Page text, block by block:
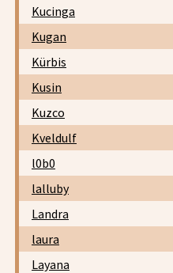
Kucinga
Kugan
Kürbis
Kusin
Kuzco
Kveldulf
l0b0
lalluby
Landra
laura
Layana